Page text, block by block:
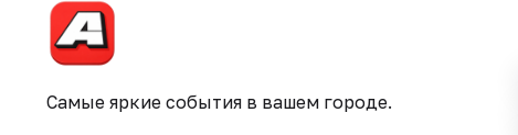
Самые яркие события в вашем городе.